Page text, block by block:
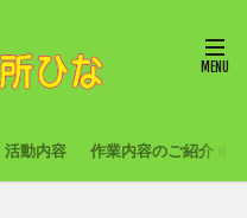
活動内容 作業内容のご紹介